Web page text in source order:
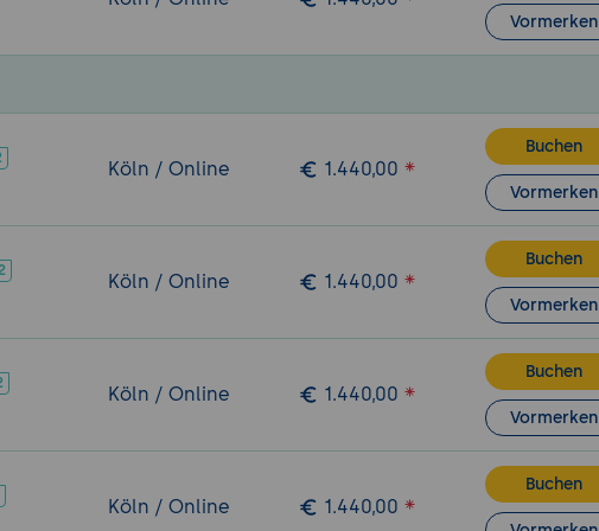
Vormerken
Köln / Online 1.440,00
Buchen
Vormerken
Köln / Online 1.440,00
Buchen
Vormerken
Köln / Online 1.440,00
Buchen
Vormerken
Köln / Online 1.440,00
Buchen